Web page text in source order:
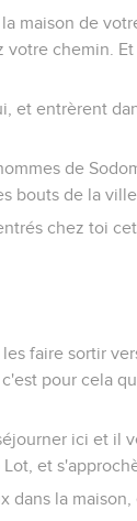
maison de
chemin.
et entrèrent
de
bouts de la ville.
chez toi
faire sortir
pour cela
ici et il
et
dans la